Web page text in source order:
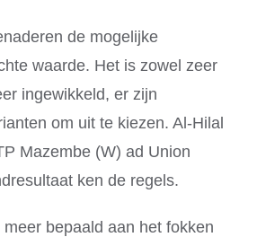
de mogelijke
waarde. Het is zowel zeer
ingewikkeld, er zijn
om uit te kiezen. Al-Hilal
Mazembe (W) ad Union
ken de regels.
bepaald aan het fokken